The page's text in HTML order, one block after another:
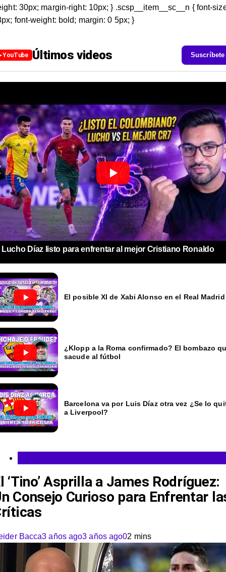
30px; margin-right: 10px; } .scsp__item__sc__n { font-
font-weight: bold; margin: 0 5px; }
YouTube Últimos videos Suscríbete
Lucho Díaz listo para enfrentar al mejor Cristiano Ronaldo
El posible XI de Xabi Alonso en el Real Madrid
¿Klopp a la Roma confirmado? El bombazo
sacude al fútbol
Barcelona va por Luis Díaz otra vez ¿Se lo
a Liverpool?
‘Tino’ Asprilla a James Rodríguez:
Consejo Curioso para Enfrentar
Bacca3 años ago3 años ago02 mins